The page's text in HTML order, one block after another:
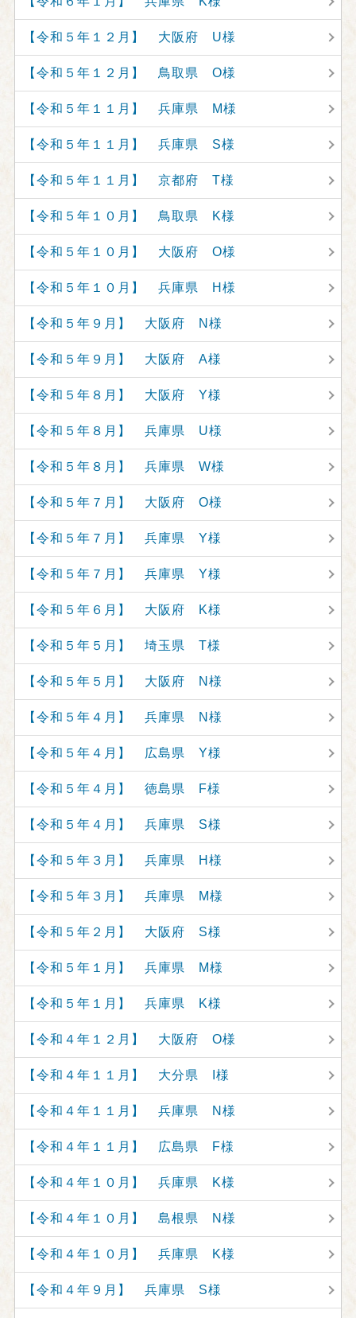
【令和５年１２月】 大阪府 U様
【令和５年１２月】 鳥取県 O様
【令和５年１１月】 兵庫県 M様
【令和５年１１月】 兵庫県 S様
【令和５年１１月】 京都府 T様
【令和５年１０月】 鳥取県 K様
【令和５年１０月】 大阪府 O様
【令和５年１０月】 兵庫県 H様
【令和５年９月】 大阪府 N様
【令和５年９月】 大阪府 A様
【令和５年８月】 大阪府 Y様
【令和５年８月】 兵庫県 U様
【令和５年８月】 兵庫県 W様
【令和５年７月】 大阪府 O様
【令和５年７月】 兵庫県 Y様
【令和５年７月】 兵庫県 Y様
【令和５年６月】 大阪府 K様
【令和５年５月】 埼玉県 T様
【令和５年５月】 大阪府 N様
【令和５年４月】 兵庫県 N様
【令和５年４月】 広島県 Y様
【令和５年４月】 徳島県 F様
【令和５年４月】 兵庫県 S様
【令和５年３月】 兵庫県 H様
【令和５年３月】 兵庫県 M様
【令和５年２月】 大阪府 S様
【令和５年１月】 兵庫県 M様
【令和５年１月】 兵庫県 K様
【令和４年１２月】 大阪府 O様
【令和４年１１月】 大分県 I様
【令和４年１１月】 兵庫県 N様
【令和４年１１月】 広島県 F様
【令和４年１０月】 兵庫県 K様
【令和４年１０月】 島根県 N様
【令和４年１０月】 兵庫県 K様
【令和４年９月】 兵庫県 S様